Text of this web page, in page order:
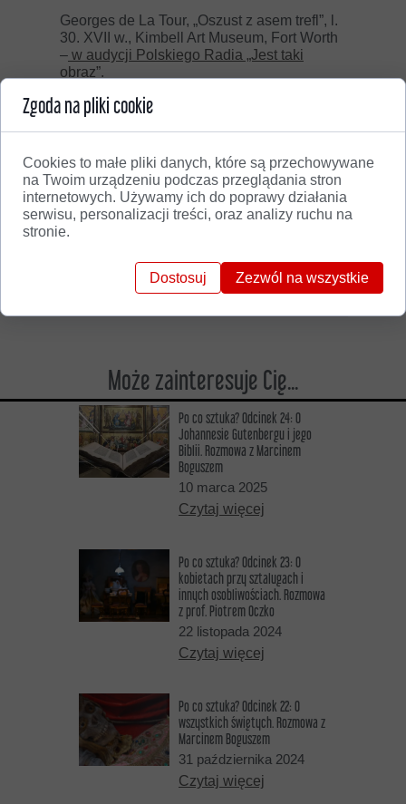
Georges de La Tour, „Oszust z asem trefl”, l.
30. XVII w., Kimbell Art Museum, Fort Worth
– w audycji Polskiego Radia „Jest taki
obraz”.
Po co sztuka? Odcinek 24: O
Johannesie Gutenbergu i jego
Biblii. Rozmowa z Marcinem
Boguszem
10 marca 2025
Czytaj więcej
Po co sztuka? Odcinek 23: O
kobietach przy sztalugach i
innych osobliwościach. Rozmowa
z prof. Piotrem Oczko
22 listopada 2024
Czytaj więcej
Po co sztuka? Odcinek 22: O
wszystkich świętych. Rozmowa z
Marcinem Boguszem
31 października 2024
Czytaj więcej
Może zainteresuje Cię...
Zgoda na pliki cookie
Cookies to małe pliki danych, które są przechowywane
na Twoim urządzeniu podczas przeglądania stron
internetowych. Używamy ich do poprawy działania
serwisu, personalizacji treści, oraz analizy ruchu na
stronie.
Dostosuj Zezwól na wszystkie